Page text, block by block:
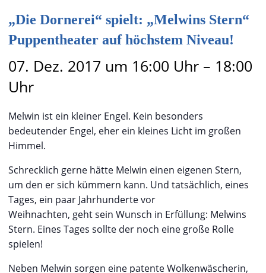
„Die Dornerei“ spielt: „Melwins Stern“
Puppentheater auf höchstem Niveau!
07. Dez. 2017 um 16:00 Uhr – 18:00
Uhr
Melwin ist ein kleiner Engel. Kein besonders
bedeutender Engel, eher ein kleines Licht im großen
Himmel.
Schrecklich gerne hätte Melwin einen eigenen Stern,
um den er sich kümmern kann. Und tatsächlich, eines
Tages, ein paar Jahrhunderte vor
Weihnachten, geht sein Wunsch in Erfüllung: Melwins
Stern. Eines Tages sollte der noch eine große Rolle
spielen!
Neben Melwin sorgen eine patente Wolkenwäscherin,